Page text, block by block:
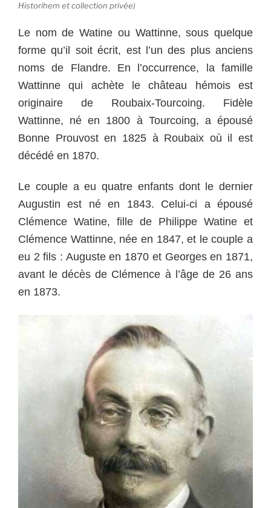
Historihem et collection privée)
Le nom de Watine ou Wattinne, sous quelque
forme qu’il soit écrit, est l’un des plus anciens
noms de Flandre. En l’occurrence, la famille
Wattinne qui achète le château hémois est
originaire de Roubaix-Tourcoing. Fidèle
Wattinne, né en 1800 à Tourcoing, a épousé
Bonne Prouvost en 1825 à Roubaix où il est
décédé en 1870.
Le couple a eu quatre enfants dont le dernier
Augustin est né en 1843. Celui-ci a épousé
Clémence Watine, fille de Philippe Watine et
Clémence Wattinne, née en 1847, et le couple a
eu 2 fils : Auguste en 1870 et Georges en 1871,
avant le décès de Clémence à l’âge de 26 ans
en 1873.